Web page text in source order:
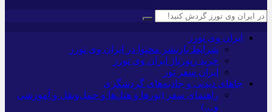
ایران وی تورز
شرایط بازنشر محتوا در ایران وی تورز
خرید رپورتاژ ایران وی تورز
ایران سفر تور
جاهای دیدنی و جاذبه‌های گردشگری
راهنمای سفر (تورها و هتل‌ها و حمل‌و‌نقل و آموزشی
و…)